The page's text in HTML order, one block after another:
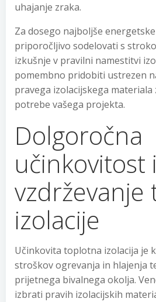
uhajanje zraka.
Za dosego najboljše
priporočljivo sodelovati s
izkušnje v pravilni namestitvi
pomembno pridobiti ustrezen
pravega izolacijskega materiala
potrebe vašega projekta.
Dolgoročna
učinkovitost
vzdrževanje
izolacije
Učinkovita toplotna izolacija je
stroškov ogrevanja in hlajenja
prijetnega bivalnega okolja.
izbrati pravih izolacijskih